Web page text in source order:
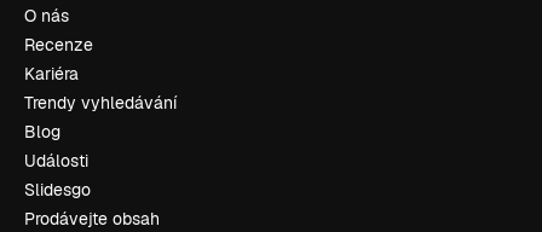
O nás
Recenze
Kariéra
Trendy vyhledávání
Blog
Události
Slidesgo
Prodávejte obsah